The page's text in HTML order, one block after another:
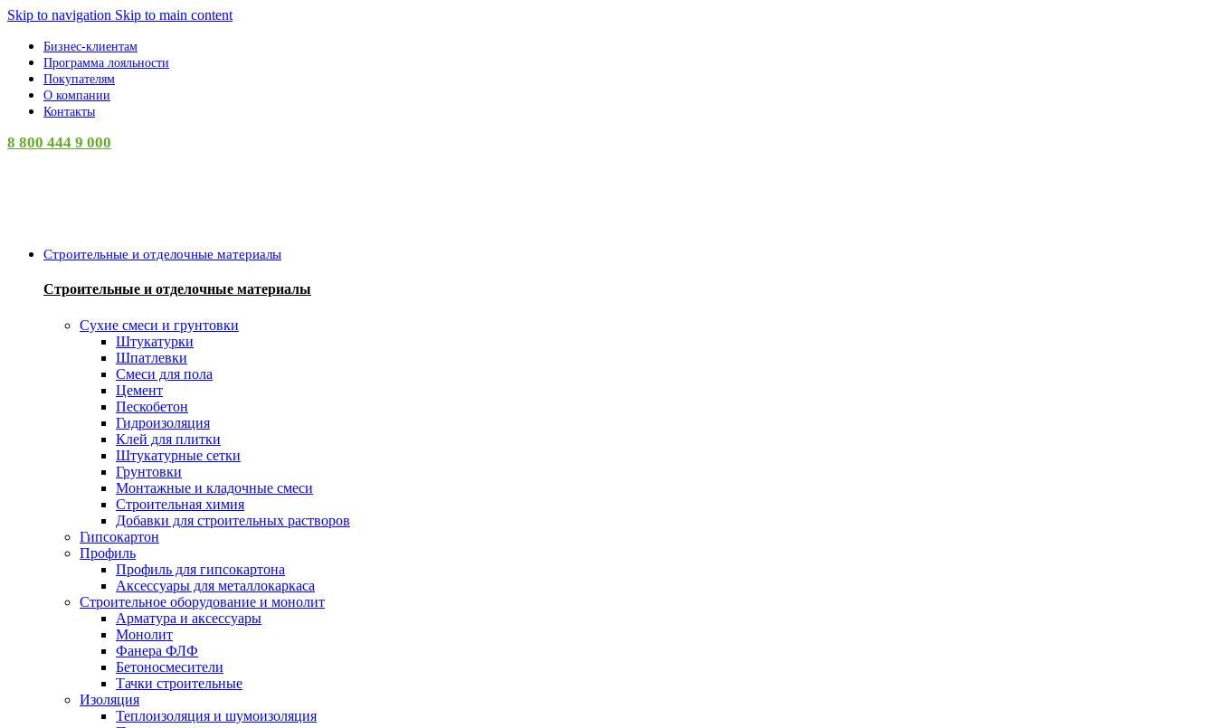
Skip to navigation Skip to main content
Бизнес-клиентам
Программа лояльности
Покупателям
О компании
Контакты
8 800 444 9 000
Строительные и отделочные материалы
Строительные и отделочные материалы
Сухие смеси и грунтовки
Штукатурки
Шпатлевки
Смеси для пола
Цемент
Пескобетон
Гидроизоляция
Клей для плитки
Штукатурные сетки
Грунтовки
Монтажные и кладочные смеси
Строительная химия
Добавки для строительных растворов
Гипсокартон
Профиль
Профиль для гипсокартона
Аксессуары для металлокаркаса
Строительное оборудование и монолит
Арматура и аксессуары
Монолит
Фанера ФЛФ
Бетоносмесители
Тачки строительные
Изоляция
Теплоизоляция и шумоизоляция